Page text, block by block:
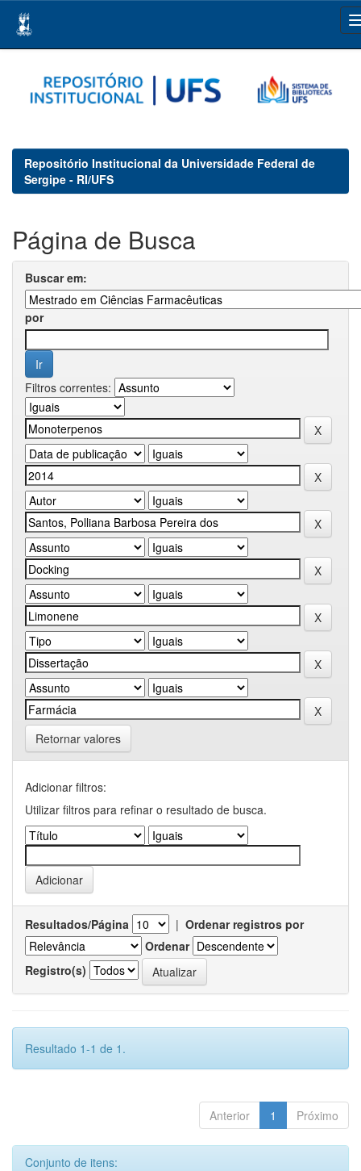
navigation
Repositório Institucional da Universidade Federal de
Sergipe - RI/UFS
Página de Busca
Buscar em:
por
Filtros correntes:
Retornar valores
Adicionar filtros:
Utilizar filtros para refinar o resultado de busca.
Resultados/Página | Ordenar registros por
Ordenar
Registro(s)
Resultado 1-1 de 1.
Anterior 1 Próximo
Conjunto de itens: